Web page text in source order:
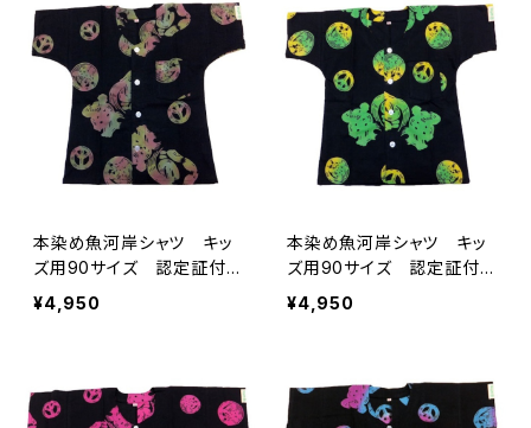
ャツ てぬぐいシャツ 濱い
ちシャツ 焼津 浜通り
港町
ャツ てぬぐいシャツ 濱い
ちシャツ 焼津 浜通り
港町
本染め魚河岸シャツ キッ
ズ用90サイズ 認定証付
き 木綿晒 平和柄 黒×
迷彩カモ 子供用 日本
てシャツ てぬぐいシャツ
濱いちシャツ 焼津 浜通
¥4,950
本染め魚河岸シャツ キッ
ズ用90サイズ 認定証付
き 木綿晒 平和柄 黒×
ジャマイカグラデーション
ク 職人の仕立てシャツ
てぬぐいシャツ 濱いちシャ
¥4,950